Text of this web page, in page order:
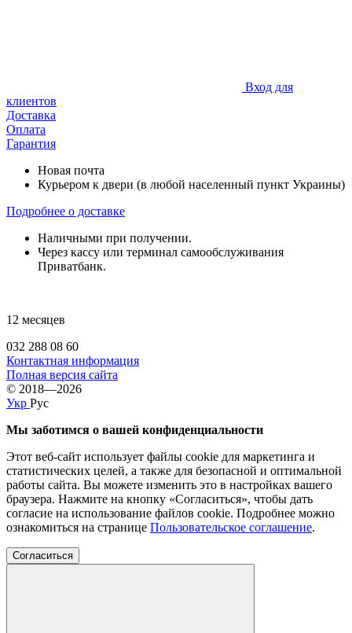
Вход для
клиентов
Доставка
Оплата
Гарантия
Новая почта
Курьером к двери (в любой населенный пункт Украины)
Подробнее о доставке
Наличными при получении.
Через кассу или терминал самообслуживания
Приватбанк.
12 месяцев
032 288 08 60
Контактная информация
Полная версия сайта
© 2018—2026
Укр Рус
Мы заботимся о вашей конфиденциальности
Этот веб-сайт использует файлы cookie для маркетинга и
статистических целей, а также для безопасной и оптимальной
работы сайта. Вы можете изменить это в настройках вашего
браузера. Нажмите на кнопку «Согласиться», чтобы дать
согласие на использование файлов cookie. Подробнее можно
ознакомиться на странице Пользовательское соглашение.
Согласиться